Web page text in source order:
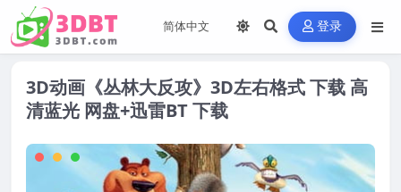
登录
3D动画《丛林大反攻》3D左右格式 下载 高
清蓝光 网盘+迅雷BT 下载